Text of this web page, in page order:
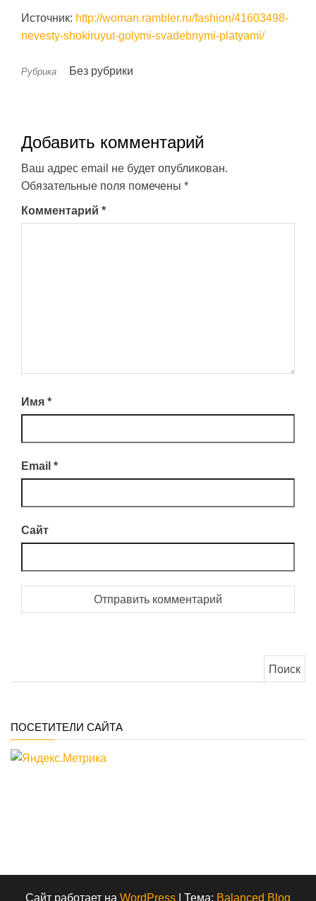
Источник: http://woman.rambler.ru/fashion/41603498-
nevesty-shokiruyut-golymi-svadebnymi-platyami/
Рубрика Без рубрики
Добавить комментарий
Ваш адрес email не будет опубликован.
Обязательные поля помечены *
Комментарий *
Имя *
Email *
Сайт
ПОСЕТИТЕЛИ САЙТА
Сайт работает на WordPress Тема: Balanced Blog